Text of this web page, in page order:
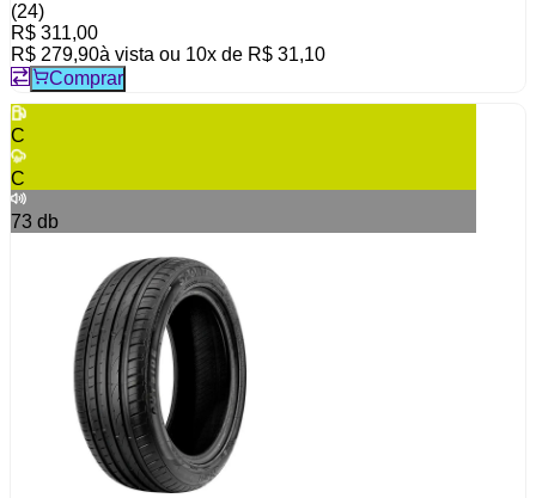
(24)
R$ 311,00
R$ 279,90à vista ou 10x de R$ 31,10
Comprar
C
C
73 db